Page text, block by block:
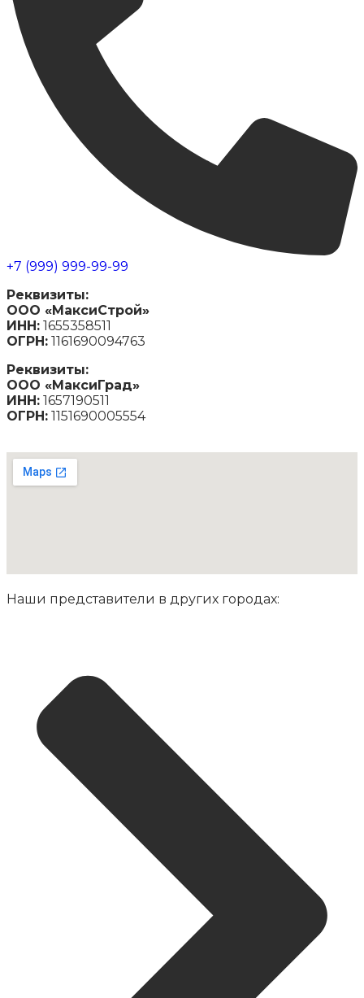
+7 (999) 999-99-99
Реквизиты:
ООО «МаксиСтрой»
ИНН: 1655358511
ОГРН: 1161690094763
Реквизиты:
ООО «МаксиГрад»
ИНН: 1657190511
ОГРН: 1151690005554
Наши представители в других городах: